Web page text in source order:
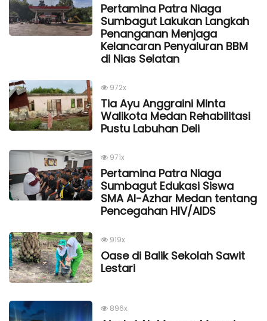
Pertamina Patra Niaga
Sumbagut Lakukan Langkah
Penanganan Menjaga
Kelancaran Penyaluran BBM
di Nias Selatan
972x
Tia Ayu Anggraini Minta
Walikota Medan Rehabilitasi
Pustu Labuhan Deli
971x
Pertamina Patra Niaga
Sumbagut Edukasi Siswa
SMA Al-Azhar Medan tentang
Pencegahan HIV/AIDS
919x
Oase di Balik Sekolah Sawit
Lestari
896x